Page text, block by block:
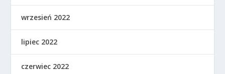
wrzesień 2022
lipiec 2022
czerwiec 2022